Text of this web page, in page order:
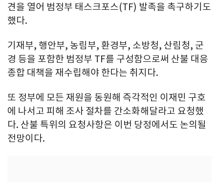
견을 열어 범정부 태스크포스(TF) 발족을 촉구하기도
했다.
기재부, 행안부, 농림부, 환경부, 소방청, 산림청, 군
경 등을 포함한 범정부 TF를 구성함으로써 산불 대응
종합 대책을 재수립해야 한다는 취지다.
또 정부에 모든 재원을 동원해 즉각적인 이재민 구호
에 나서고 피해 조사 절차를 간소화해달라고 요청했
다. 산불 특위의 요청사항은 이번 당정에서도 논의될
전망이다.